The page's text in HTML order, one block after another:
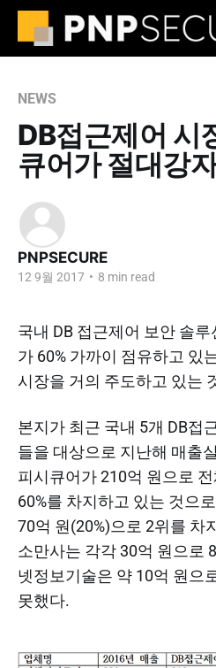
NEWS
DB접근제어 시
큐어가 절대강
PNPSECURE
12 9월 2017 • 8 min read
국내 DB 접근제어 보안 솔
가 60% 가까이 점유하고 있
시장을 거의 주도하고 있는
본지가 최근 국내 5개 DB접
들을 대상으로 지난해 매출
피시큐어가 210억 원으로
60%를 차지하고 있는 것으
70억 원(20%)으로 2위를 차
소만사는 각각 30억 원으로
넷정보기술은 약 10억 원으
못했다.